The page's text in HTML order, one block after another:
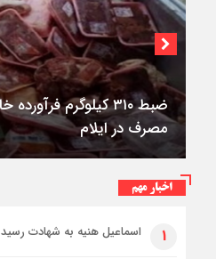
کمربندی شرقی ایلام
اخبار مهم
۱ اسماعیل هنیه به شهادت رسید